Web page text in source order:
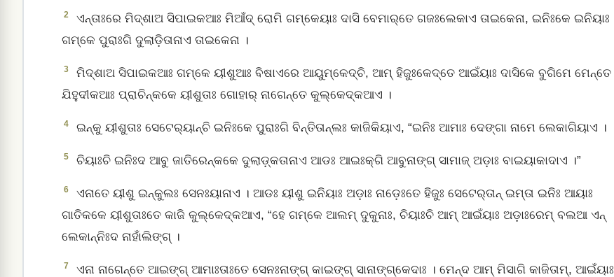
2
ଏନ୍ତାଃରେ ମିଦ୍‌ଶାଅ ସିପାଇକଆଃ ମିଆଁଦ୍‌ ରୋମି ଗମ୍‌କେୟାଃ ଦାସି ବେମାର୍‌ତେ ଗଜଃଲେକାଏ ତାଇକେନା, ଇନିଃକେ ଇନିୟାଃ
ଗମ୍‌କେ ପୁରାଃଗି ଦୁଲାଡ଼ିତାନାଏ ତାଇକେନା ।
3
ମିଦ୍‌ଶାଅ ସିପାଇକଆଃ ଗମ୍‌କେ ୟୀଶୁଆଃ ବିଷାଏରେ ଆୟୁମ୍‌କେଦ୍‌ଚି, ଆମ୍‌ ହିଜୁଃକେଦ୍‌ତେ ଆଇଁୟାଃ ଦାସିକେ ବୁଗିମେ ମେନ୍ତେ
ଯିହୁଦୀକଆଃ ପ୍ରାଚିନ୍‌କକେ ୟୀଶୁତାଃ ଗୋହାର୍‌ ନାଗେନ୍ତେ କୁଲ୍‌କେଦ୍‌କଆଏ ।
4 ଇନ୍‌କୁ ୟୀଶୁତାଃ ସେଟେର୍‌ୟାନ୍‌ଚି ଇନିଃକେ ପୁରାଃଗି ବିନ୍ତିତାନ୍‌ଲଃ କାଜିକିୟାଏ, “ଇନିଃ ଆମାଃ ଦେଙ୍ଗା ନାମେ ଲେକାଗିୟାଏ ।
5 ଚିୟାଃଚି ଇନିଃଦ ଆବୁ ଜାତିରେନ୍‌କକେ ଦୁଲାଡ଼୍‌କତାନାଏ ଆଡଃ ଆଇଃକ୍‌ଗି ଆବୁନାଙ୍ଗ୍‌ ସାମାଜ୍‌ ଅଡ଼ାଃ ବାଇୟାକାଦାଏ ।”
6
ଏନାତେ ୟୀଶୁ ଇନ୍‌କୁଲଃ ସେନଃୟାନାଏ । ଆଡଃ ୟୀଶୁ ଇନିୟାଃ ଅଡ଼ାଃ ନାଡ଼େଃତେ ହିଜୁଃ ସେଟେର୍‌ତାନ୍ ଇମ୍‌ତା ଇନିଃ ଆୟାଃ
ଗାତିକକେ ୟୀଶୁତାଃତେ କାଜି କୁଲ୍‌କେଦ୍‌କଆଏ, “ହେ ଗମ୍‌କେ ଆଲମ୍‌ ଦୁକୁନାଃ, ଚିୟାଃଚି ଆମ୍‌ ଆଇଁୟାଃ ଅଡ଼ାଃରେମ୍‌ ବଲଆ ଏନ୍‌
ଲେକାନ୍‌ନିଃଦ ନାହାଁଲିଙ୍ଗ୍‌ ।
7
ଏନା ନାଗେନ୍ତେ ଆଇଙ୍ଗ୍‌ ଆମାଃତାଃତେ ସେନଃନାଙ୍ଗ୍‌ କାଇଙ୍ଗ୍‌ ସାନାଙ୍ଗ୍‌କେଦାଃ । ମେନ୍‌ଦ ଆମ୍‌ ମିସାଗି କାଜିତାମ୍, ଆଇଁୟାଃ